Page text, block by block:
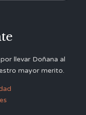
llevar Doñana al
mayor merito.